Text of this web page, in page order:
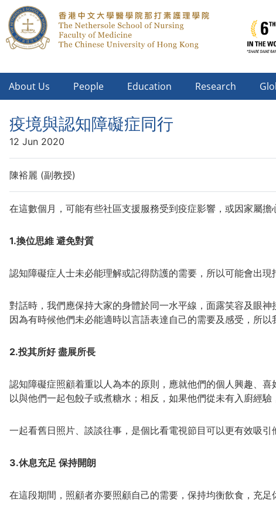
About Us People Education Research
疫境與認知障礙症同行
12 Jun 2020
陳裕麗 (副教授)
在這數個月，可能有些社區支援服務受到疫症影響，或因家屬
1.換位思維 避免對質
認知障礙症人士未必能理解或記得防護的需要，所以可能會出
對話時，我們應保持大家的身體於同一水平線，面露笑容及眼
因為有時候他們未必能適時以言語表達自己的需要及感受，所
2.投其所好 盡展所長
認知障礙症照顧着重以人為本的原則，應就他們的個人興趣、
以與他們一起包餃子或煮糖水；相反，如果他們從未有入廚經驗
一起看舊日照片、談談往事，是個比看電視節目可以更有效吸
3.休息充足 保持開朗
在這段期間，照顧者亦要照顧自己的需要，保持均衡飲食，充